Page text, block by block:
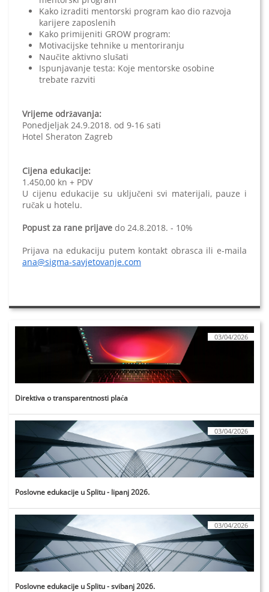
Kako izraditi mentorski program kao dio razvoja
karijere zaposlenih
Kako primijeniti GROW program:
Motivacijske tehnike u mentoriranju
Naučite aktivno slušati
Ispunjavanje testa: Koje mentorske osobine
trebate razviti
Vrijeme održavanja:
Ponedjeljak 24.9.2018. od 9-16 sati
Hotel Sheraton Zagreb
Cijena edukacije:
1.450,00 kn + PDV
U cijenu edukacije su uključeni svi materijali, pauze i
ručak u hotelu.
Popust za rane prijave do 24.8.2018. - 10%
Prijava na edukaciju putem kontakt obrasca ili e-maila
ana@sigma-savjetovanje.com
Direktiva o transparentnosti plaća
03/04/2026
Poslovne edukacije u Splitu - lipanj 2026.
03/04/2026
Poslovne edukacije u Splitu - svibanj 2026.
03/04/2026